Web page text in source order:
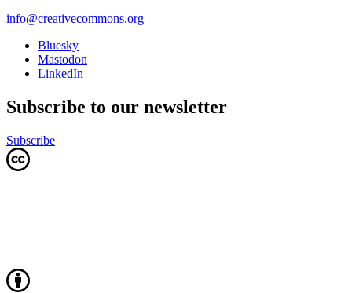
info@creativecommons.org
Bluesky
Mastodon
LinkedIn
Subscribe to our newsletter
Subscribe